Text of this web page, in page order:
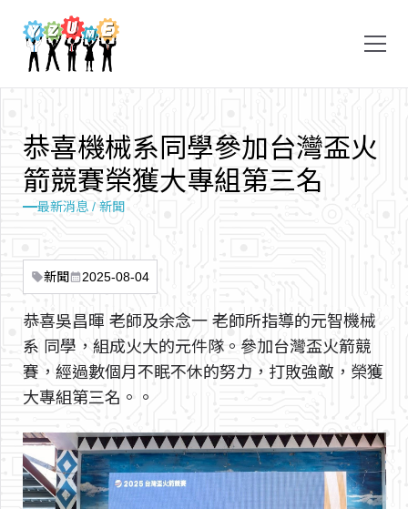
最新消息 / 新聞
恭喜機械系 同學參加台灣盃火
箭競賽榮獲大專組第三名
sell新聞 calendar_month 2025-08-04
恭喜吳昌暉 老師及余念一 老師所指導的元智機械
系 同學，組成火大的元件隊。參加台灣盃火箭競
賽，經過數個月不眠不休的努力，打敗強敵，榮獲
大專組第三名。。